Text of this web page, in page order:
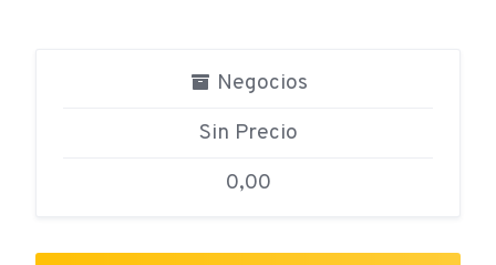
Negocios
Sin Precio
0,00